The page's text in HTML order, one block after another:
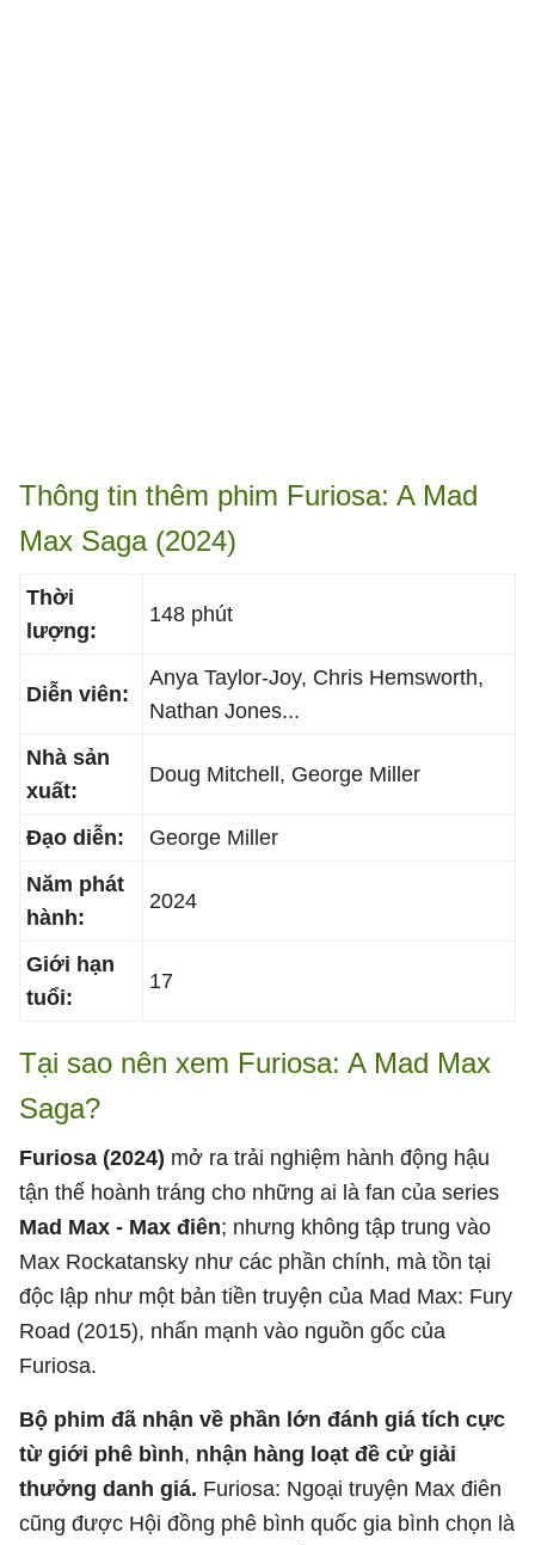
Thông tin thêm phim Furiosa: A Mad
Max Saga (2024)
Thời
lượng:
148 phút
Diễn viên:
Anya Taylor-Joy, Chris Hemsworth,
Nathan Jones...
Nhà sản
xuất:
Doug Mitchell, George Miller
Đạo diễn:
George Miller
Năm phát
hành:
2024
Giới hạn
tuổi:
17
Tại sao nên xem Furiosa: A Mad Max
Saga?
Furiosa (2024) mở ra trải nghiệm hành động hậu
tận thế hoành tráng cho những ai là fan của series
Mad Max - Max điên; nhưng không tập trung vào
Max Rockatansky như các phần chính, mà tồn tại
độc lập như một bản tiền truyện của Mad Max: Fury
Road (2015), nhấn mạnh vào nguồn gốc của
Furiosa.
Bộ phim đã nhận về phần lớn đánh giá tích cực
từ giới phê bình, nhận hàng loạt đề cử giải
thưởng danh giá. Furiosa: Ngoại truyện Max điên
cũng được Hội đồng phê bình quốc gia bình chọn là